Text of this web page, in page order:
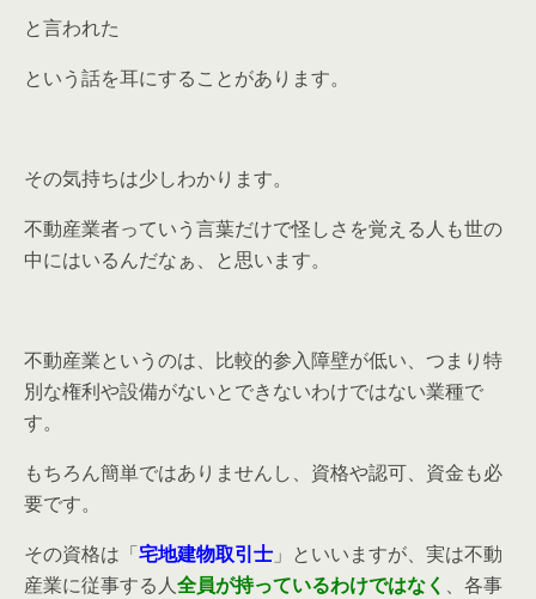
と言われた
という話を耳にすることがあります。
その気持ちは少しわかります。
不動産業者っていう言葉だけで怪しさを覚える人も世の
中にはいるんだなぁ、と思います。
不動産業というのは、比較的参入障壁が低い、つまり特
別な権利や設備がないとできないわけではない業種で
す。
もちろん簡単ではありませんし、資格や認可、資金も必
要です。
その資格は「宅地建物取引士 」といいますが、実は不動
産業に従事する人全員が持っているわけではなく 、各事